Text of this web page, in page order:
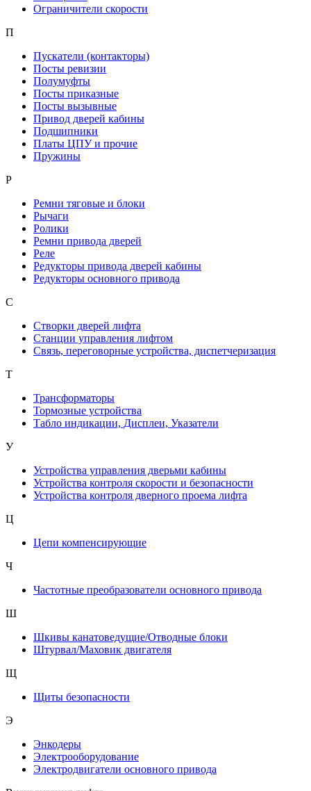
Ограничители скорости
П
Пускатели (контакторы)
Посты ревизии
Полумуфты
Посты приказные
Посты вызывные
Привод дверей кабины
Подшипники
Платы ЦПУ и прочие
Пружины
Р
Ремни тяговые и блоки
Рычаги
Ролики
Ремни привода дверей
Реле
Редукторы привода дверей кабины
Редукторы основного привода
С
Створки дверей лифта
Станции управления лифтом
Связь, переговорные устройства, диспетчеризация
Т
Трансформаторы
Тормозные устройства
Табло индикации, Дисплеи, Указатели
У
Устройства управления дверьми кабины
Устройства контроля скорости и безопасности
Устройства контроля дверного проема лифта
Ц
Цепи компенсирующие
Ч
Частотные преобразователи основного привода
Ш
Шкивы канатоведущие/Отводные блоки
Штурвал/Маховик двигателя
Щ
Щиты безопасности
Э
Энкодеры
Электрооборудование
Электродвигатели основного привода